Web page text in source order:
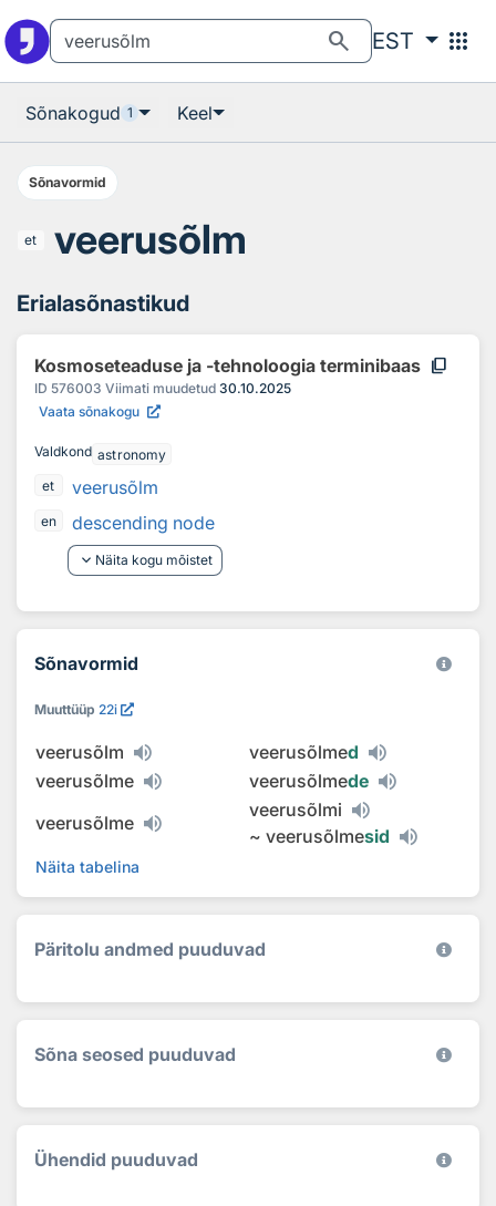
search EST apps
Sõnakogud 1 Keel
Sõnavormid
et veerusõlm
Erialasõnastikud
Kosmoseteaduse ja -tehnoloogia terminibaas content_copy
ID 576003 Viimati muudetud 30.10.2025
Vaata sõnakogu
Valdkond astronomy
et
veerusõlm
en
descending node
keyboard_arrow_down Näita kogu mõistet
Sõnavormid
Muuttüüp 22i
veerusõlm veerusõlmed
veerusõlme
veerusõlmede
veerusõlme
veerusõlmi
~ veerusõlmesid
Näita tabelina
Päritolu andmed puuduvad
Sõna seosed puuduvad
Ühendid puuduvad